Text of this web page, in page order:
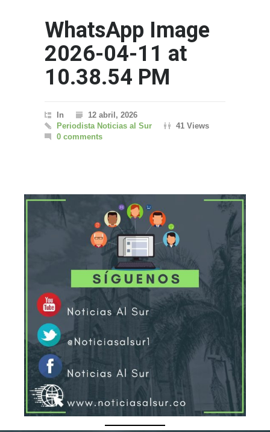
WhatsApp Image
2026-04-11 at
10.38.54 PM
In
12 abril, 2026
Periodista Noticias al Sur
41 Views
0 comments